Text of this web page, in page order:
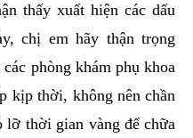
thấy xuất hiện các dấu
chị em hãy thận trọng
phòng khám phụ khoa
kịp thời, không nên chần
lỡ thời gian vàng để chữa